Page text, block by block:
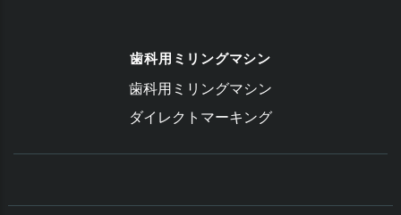
歯科用ミリングマシン
歯科用ミリングマシン
ダイレクトマーキング